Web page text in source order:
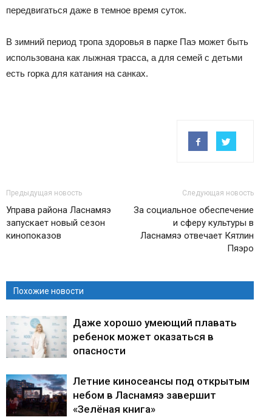
передвигаться даже в темное время суток.
В зимний период тропа здоровья в парке Паэ может быть
использована как лыжная трасса, а для семей с детьми
есть горка для катания на санках.
Предыдущая новость
Управа района Ласнамяэ
запускает новый сезон
кинопоказов
Следующая новость
За социальное обеспечение
и сферу культуры в
Ласнамяэ отвечает Кятлин
Пяэро
Похожие новости
Даже хорошо умеющий плавать
ребенок может оказаться в
опасности
Летние киносеансы под открытым
небом в Ласнамяэ завершит
«Зелёная книга»